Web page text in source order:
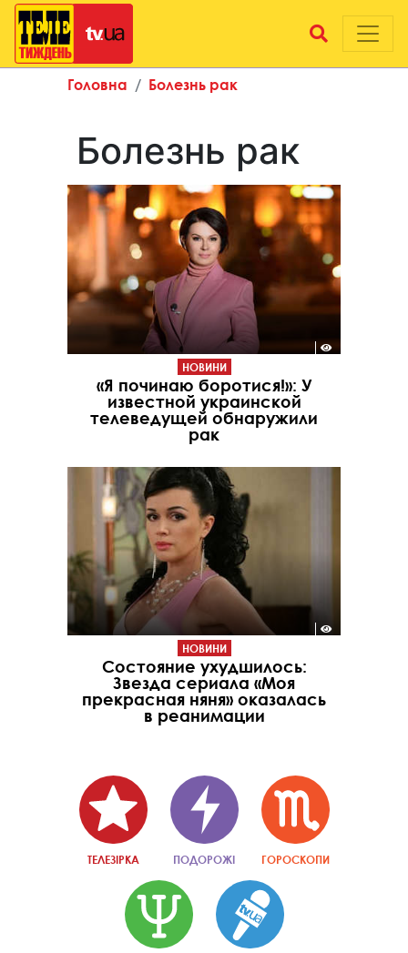
Головна Болезнь рак
Болезнь рак
НОВИНИ
«Я починаю боротися!»: У
известной украинской
телеведущей обнаружили
рак
НОВИНИ
Состояние ухудшилось:
Звезда сериала «Моя
прекрасная няня» оказалась
в реанимации
ТЕЛЕЗІРКА ПОДОРОЖІ ГОРОСКОПИ